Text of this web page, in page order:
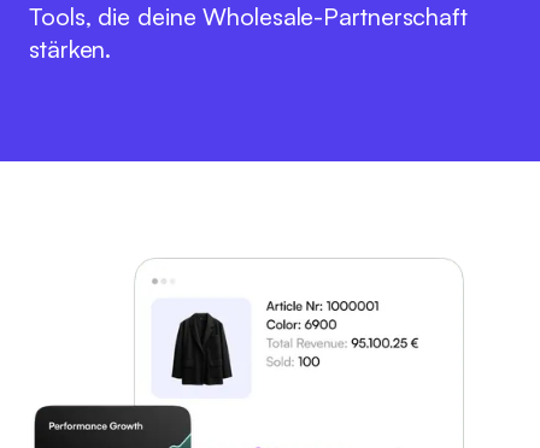
Tools, die deine Wholesale-Partnerschaft
stärken.